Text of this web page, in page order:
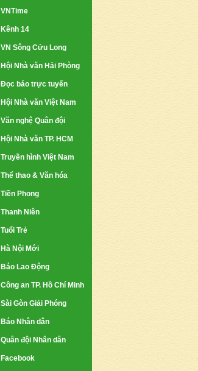
VNTime
Kênh 14
VN Sông Cửu Long
Hội Nhà văn Hải Phòng
Đọc báo trực tuyến
Hội Nhà văn Việt Nam
Văn nghệ Quân đội
Hội Nhà văn TP. HCM
Truyền hình Việt Nam
Thể thao & Văn hóa
Tiền Phong
Thanh Niên
Tuổi Trẻ
Hà Nội Mới
Báo Lao Động
Công an TP. Hồ Chí Minh
Sài Gòn Giải Phóng
Báo Nhân dân
Quân đội Nhân dân
Facebook